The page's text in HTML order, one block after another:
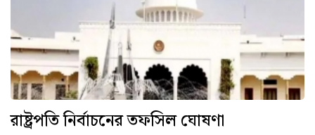
রাষ্ট্রপতি নির্বাচনের তফসিল ঘোষণা